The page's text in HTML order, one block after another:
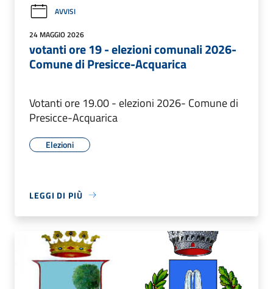
AVVISI
24 MAGGIO 2026
votanti ore 19 - elezioni comunali 2026-
Comune di Presicce-Acquarica
Votanti ore 19.00 - elezioni 2026- Comune di
Presicce-Acquarica
Elezioni
LEGGI DI PIÙ